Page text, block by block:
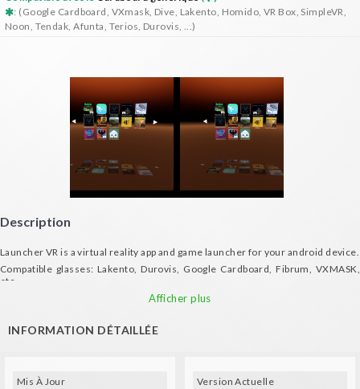
: (Google Cardboard, VXmask, Dive, Lakento, Homido, VR Box, SimpleVR,
Noon, Tendak, Afunta, Terios, Durovis, ...)
Description
Launcher VR is a virtual reality app and game launcher for your android device.
Compatible glasses: Lakento, Durovis, Google Cardboard, Fibrum, VXMASK,
etc.
Afficher plus
INFORMATION DÉTAILLÉE
Mis À Jour
Version Actuelle